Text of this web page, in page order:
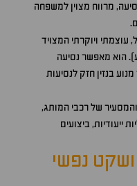
מרווח מצוין למשפחה
ויוקרתי המצויד
הוא מאפשר נסיעה
בנזין חזק לנסיעות
של רכבי המותג,
ייעודיות, ביצועים
נפשי